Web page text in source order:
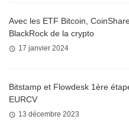
Avec les ETF Bitcoin,
BlackRock de la crypto
17 janvier 2024
Bitstamp et Flowdesk 1ère
EURCV
13 décembre 2023